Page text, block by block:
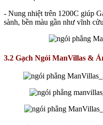
- Nung nhiệt trên 1200C giúp
sành, bền màu gần như vĩnh
3.2 Gạch Ngói ManVillas &